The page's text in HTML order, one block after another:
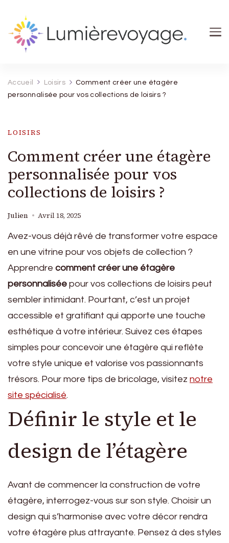
Accueil Loisirs
Comment créer une étagère
personnalisée pour vos collections de loisirs ?
LOISIRS
Comment créer une étagère
personnalisée pour vos
collections de loisirs ?
Julien Avril 18, 2025
Avez-vous déjà rêvé de transformer votre espace
en une vitrine pour vos objets de collection ?
Apprendre comment créer une étagère
personnalisée pour vos collections de loisirs peut
sembler intimidant. Pourtant, c’est un projet
accessible et gratifiant qui apporte une touche
esthétique à votre intérieur. Suivez ces étapes
simples pour concevoir une étagère qui reflète
votre style unique et valorise vos passionnants
trésors. Pour more tips de bricolage, visitez notre
site spécialisé.
Définir le style et le
design de l’étagère
Avant de commencer la construction de votre
étagère, interrogez-vous sur son style. Choisir un
design qui s’harmonise avec votre décor rendra
votre étagère plus attrayante. Pensez à des styles